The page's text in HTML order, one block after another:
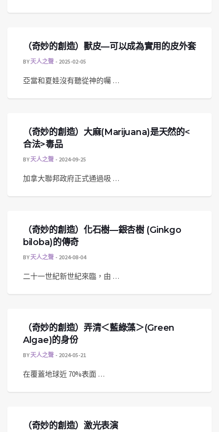
（奇妙的創造）獸皮—可以成為實用的皮外套
BY天人之聲 2025-02-05
亞當和夏娃沒有聽從神的囑 …
（奇妙的創造）大麻(Marijuana)是天然的<
合法>毒品
BY天人之聲 2024-09-25
加拿大聯邦政府正式通過吸 …
（奇妙的創造）化石樹—銀杏樹 (Ginkgo
biloba)的傳奇
BY天人之聲 2024-08-04
二十一世紀新世紀來臨，由 …
（奇妙的創造）弄清＜藍綠藻＞(Green
Algae)的身份
BY天人之聲 2024-05-21
在覆蓋地球近 70%表面 …
（奇妙的創造）激光表演